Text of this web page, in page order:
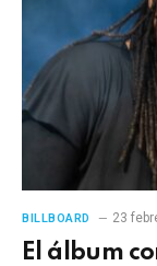
BILLBOARD 23
El álbum